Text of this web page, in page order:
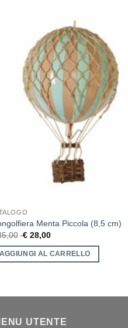
Menta Piccola (8,5 cm)
€ 28,00
AGGIUNGI AL CARRELLO
UTENTE